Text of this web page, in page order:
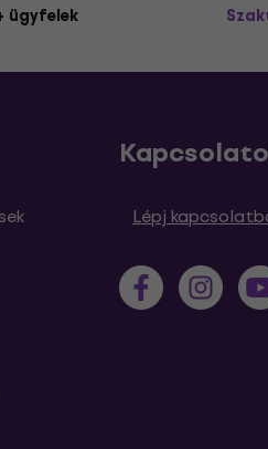
ügyfelek
Lépj